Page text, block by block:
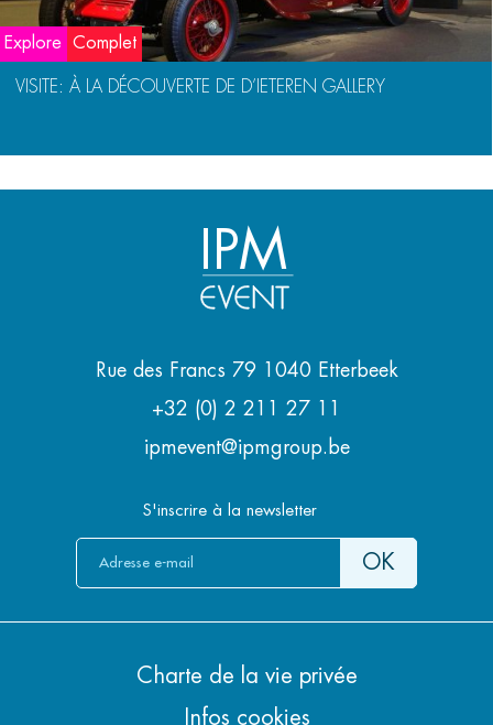
Explore Complet
VISITE: À LA DÉCOUVERTE DE D’IETEREN GALLERY
IPM
Rue des Francs 79 1040 Etterbeek
+32 (0) 2 211 27 11
ipmevent@ipmgroup.be
S'inscrire à la newsletter
Charte de la vie privée
Infos cookies